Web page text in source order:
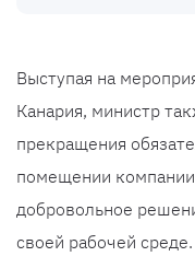
Выступая на
Канария, министр
прекращения
помещении компании
добровольное
своей рабочей среде.